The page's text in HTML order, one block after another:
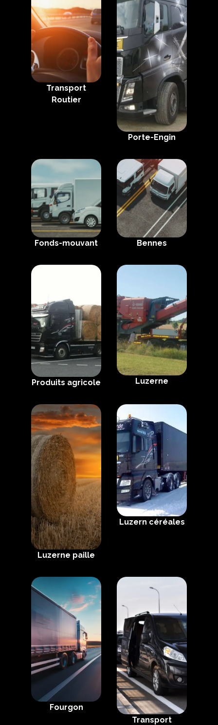
Transport
Routier
Porte-Engin
Fonds-mouvant Bennes
Produits agricole Luzerne
Luzerne paille
Luzern céréales
Fourgon
Transport